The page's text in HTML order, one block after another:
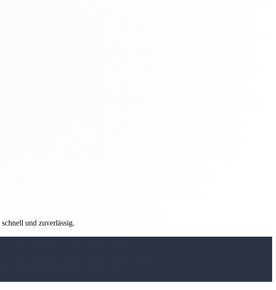
und zuverlässig.